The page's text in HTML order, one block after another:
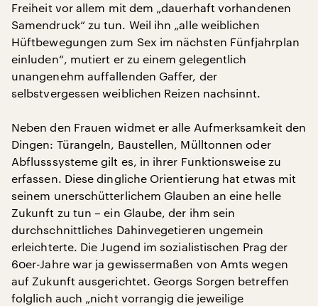
Freiheit vor allem mit dem „dauerhaft vorhandenen
Samendruck“ zu tun. Weil ihn „alle weiblichen
Hüftbewegungen zum Sex im nächsten Fünfjahrplan
einluden“, mutiert er zu einem gelegentlich
unangenehm auffallenden Gaffer, der
selbstvergessen weiblichen Reizen nachsinnt.
Neben den Frauen widmet er alle Aufmerksamkeit den
Dingen: Türangeln, Baustellen, Mülltonnen oder
Abflusssysteme gilt es, in ihrer Funktionsweise zu
erfassen. Diese dingliche Orientierung hat etwas mit
seinem unerschütterlichem Glauben an eine helle
Zukunft zu tun – ein Glaube, der ihm sein
durchschnittliches Dahinvegetieren ungemein
erleichterte. Die Jugend im sozialistischen Prag der
60er-Jahre war ja gewissermaßen von Amts wegen
auf Zukunft ausgerichtet. Georgs Sorgen betreffen
folglich auch „nicht vorrangig die jeweilige